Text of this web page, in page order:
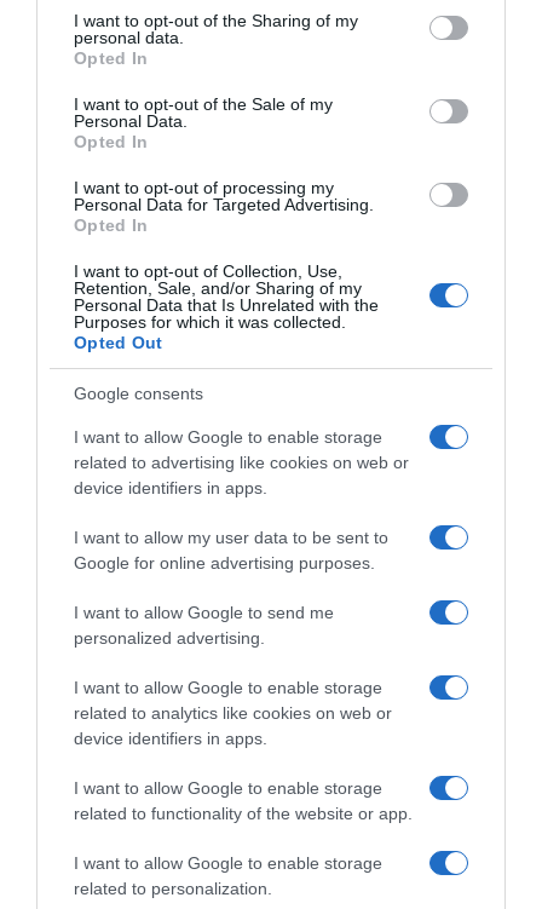
not limited to your visit or usage behaviour. You may click to
grant or deny consent to Google and its third-party tags to
use your data for below specified purposes in below Google
consent section.
I want to opt-out of the Sharing of my
personal data.
Opted In
I want to opt-out of the Sale of my
Personal Data.
Opted In
I want to opt-out of processing my
Personal Data for Targeted Advertising.
Opted In
I want to opt-out of Collection, Use,
Retention, Sale, and/or Sharing of my
Personal Data that Is Unrelated with the
Purposes for which it was collected.
Opted Out
Google consents
I want to allow Google to enable storage
related to advertising like cookies on web or
device identifiers in apps.
I want to allow my user data to be sent to
Google for online advertising purposes.
I want to allow Google to send me
personalized advertising.
I want to allow Google to enable storage
related to analytics like cookies on web or
device identifiers in apps.
I want to allow Google to enable storage
related to functionality of the website or app.
I want to allow Google to enable storage
related to personalization.
Preporučljivo ga je uzimati ujutro prije doručka.
Najbolje od svega je što se borov polen može koristiti
neograničeno dugo, a rezultati su vidljivi već poslije mjesec dana
zivizdravo24.info